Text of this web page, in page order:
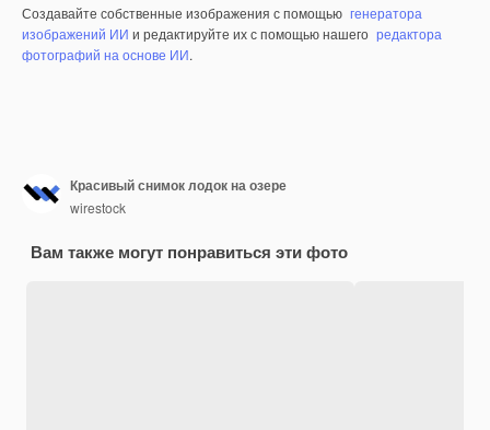
Создавайте собственные изображения с помощью генератора
изображений ИИ и редактируйте их с помощью нашего редактора
фотографий на основе ИИ.
Красивый снимок лодок на озере
wirestock
Вам также могут понравиться эти фото